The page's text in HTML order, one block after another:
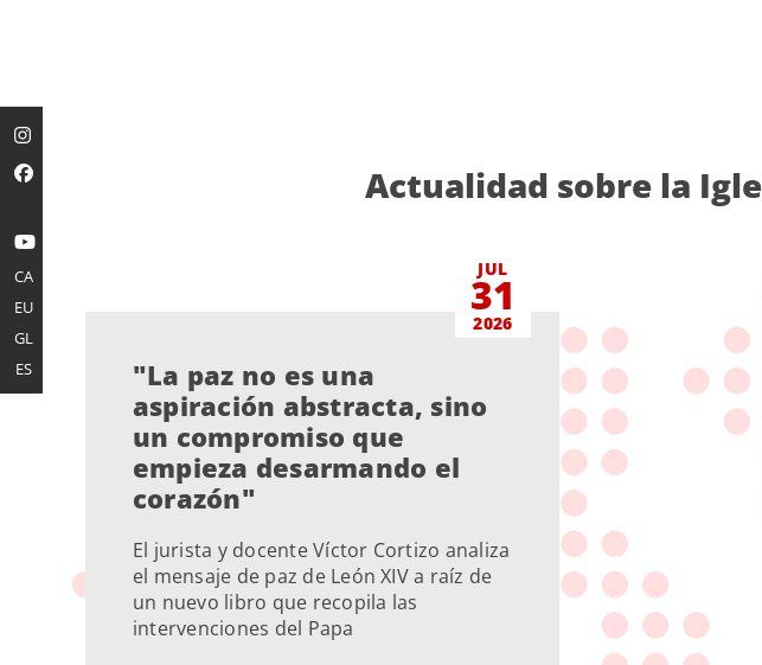
Actualidad sobre la
JUL
31
2026
"La paz no es una
aspiración abstracta, sino
un compromiso que
empieza desarmando el
corazón"
El jurista y docente Víctor Cortizo analiza
el mensaje de paz de León XIV a raíz de
un nuevo libro que recopila las
intervenciones del Papa
CA
EU
GL
ES